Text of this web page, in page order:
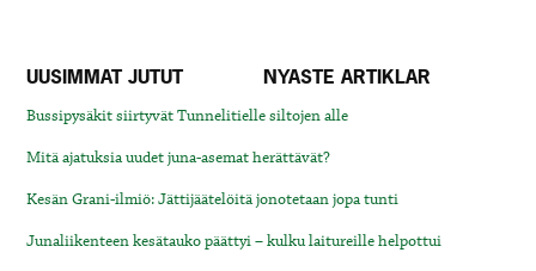
UUSIMMAT JUTUT NYASTE ARTIKLAR
Bussipysäkit siirtyvät Tunnelitielle siltojen alle
Mitä ajatuksia uudet juna-asemat herättävät?
Kesän Grani-ilmiö: Jättijäätelöitä jonotetaan jopa tunti
Junaliikenteen kesätauko päättyi – kulku laitureille helpottui